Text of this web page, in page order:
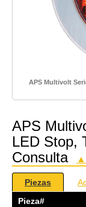
APS Multivolt
APS
LED Stop,
Consulta
▲
Piezas
Pieza#